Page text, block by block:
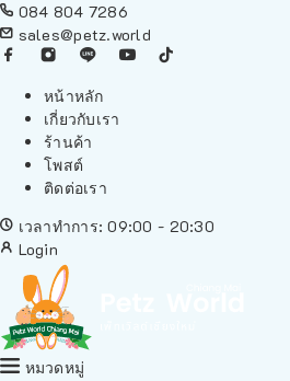
084 804 7286
sales@petz.world
หน้าหลัก
เกี่ยวกับเรา
ร้านค้า
โพสต์
ติดต่อเรา
เวลาทำการ: 09:00 - 20:30
Login
หมวดหมู่